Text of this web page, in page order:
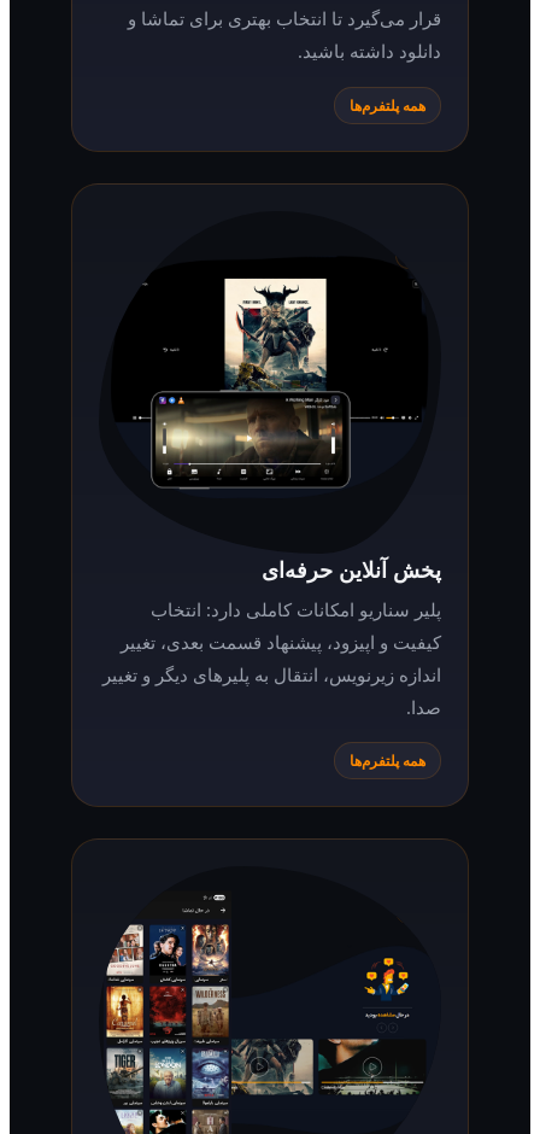
قرار می‌گیرد تا انتخاب بهتری برای تماشا و
دانلود داشته باشید.
همه پلتفرم‌ها
پخش آنلاین حرفه‌ای
پلیر سناریو امکانات کاملی دارد: انتخاب
کیفیت و اپیزود، پیشنهاد قسمت بعدی، تغییر
اندازه زیرنویس، انتقال به پلیرهای دیگر و تغییر
همه پلتفرم‌ها